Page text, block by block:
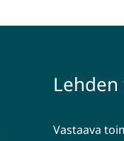
Vastaava